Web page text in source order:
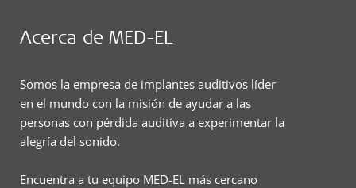
Acerca de MED-EL
Somos la empresa de implantes auditivos líder
en el mundo con la misión de ayudar a las
personas con pérdida auditiva a experimentar la
alegría del sonido.
Encuentra a tu equipo MED-EL más cercano